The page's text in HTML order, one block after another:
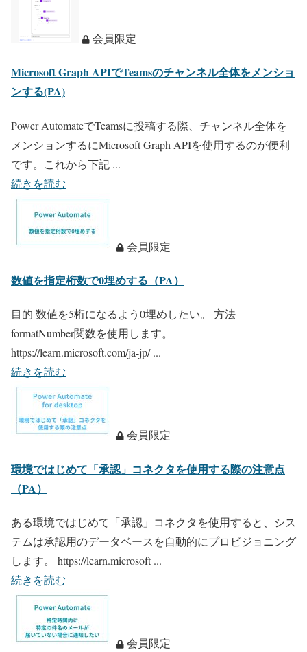
会員限定
Microsoft Graph APIでTeamsのチャンネル全体をメンショ
ンする(PA)
Power AutomateでTeamsに投稿する際、チャンネル全体を
メンションするにMicrosoft Graph APIを使用するのが便利
です。これから下記 ...
続きを読む
会員限定
数値を指定桁数で0埋めする（PA）
目的 数値を5桁になるよう0埋めしたい。 方法
formatNumber関数を使用します。
https://learn.microsoft.com/ja-jp/ ...
続きを読む
会員限定
環境ではじめて「承認」コネクタを使用する際の注意点
（PA）
ある環境ではじめて「承認」コネクタを使用すると、シス
テムは承認用のデータベースを自動的にプロビジョニング
します。 https://learn.microsoft ...
続きを読む
会員限定